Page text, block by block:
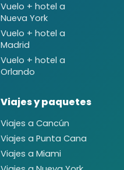
Vuelo + hotel a
Nueva York
Vuelo + hotel a
Madrid
Vuelo + hotel a
Orlando
Viajes y paquetes
Viajes a Cancún
Viajes a Punta Cana
Viajes a Miami